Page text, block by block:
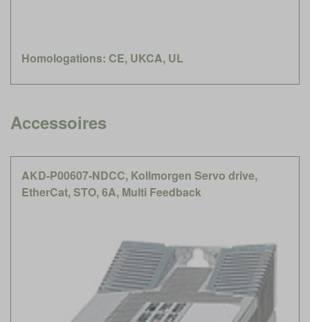
Homologations: CE, UKCA, UL
Accessoires
AKD-P00607-NDCC, Kollmorgen Servo drive,
EtherCat, STO, 6A, Multi Feedback